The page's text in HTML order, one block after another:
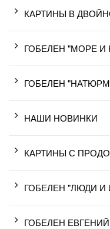
КАРТИНЫ В
ГОБЕЛЕН "МОРЕ И
ГОБЕЛЕН
НАШИ НОВИНКИ
КАРТИНЫ С
ГОБЕЛЕН "ЛЮДИ И
ГОБЕЛЕН